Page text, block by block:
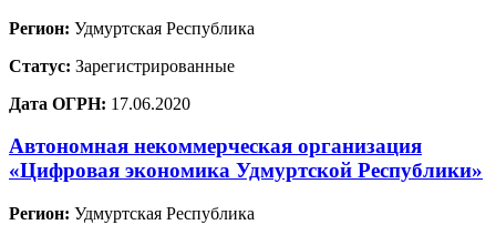
Регион: Удмуртская Республика
Статус: Зарегистрированные
Дата ОГРН: 17.06.2020
Автономная некоммерческая организация
«Цифровая экономика Удмуртской Республики»
Регион: Удмуртская Республика